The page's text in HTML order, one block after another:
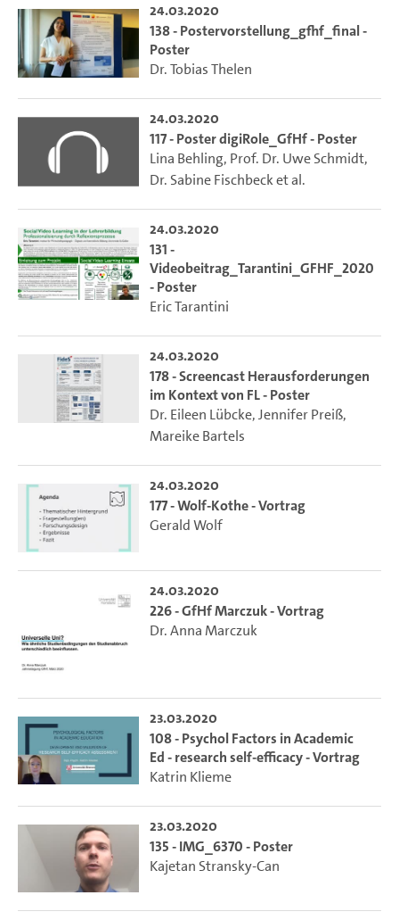
24.03.2020
138 - Postervorstellung_gfhf_final -
Poster
Dr. Tobias Thelen
24.03.2020
117 - Poster digiRole_GfHf - Poster
Lina Behling, Prof. Dr. Uwe Schmidt,
Dr. Sabine Fischbecket al.
24.03.2020
131 -
Videobeitrag_Tarantini_GFHF_2020
- Poster
Eric Tarantini
24.03.2020
178 - Screencast Herausforderungen
im Kontext von FL - Poster
Dr. Eileen Lübcke,Jennifer Preiß,
Mareike Bartels
24.03.2020
177 - Wolf-Kothe - Vortrag
Gerald Wolf
24.03.2020
226 - GfHf Marczuk - Vortrag
Dr. Anna Marczuk
23.03.2020
108 - Psychol Factors in Academic
Ed - research self-efficacy - Vortrag
Katrin Klieme
23.03.2020
135 - IMG_6370 - Poster
Kajetan Stransky-Can